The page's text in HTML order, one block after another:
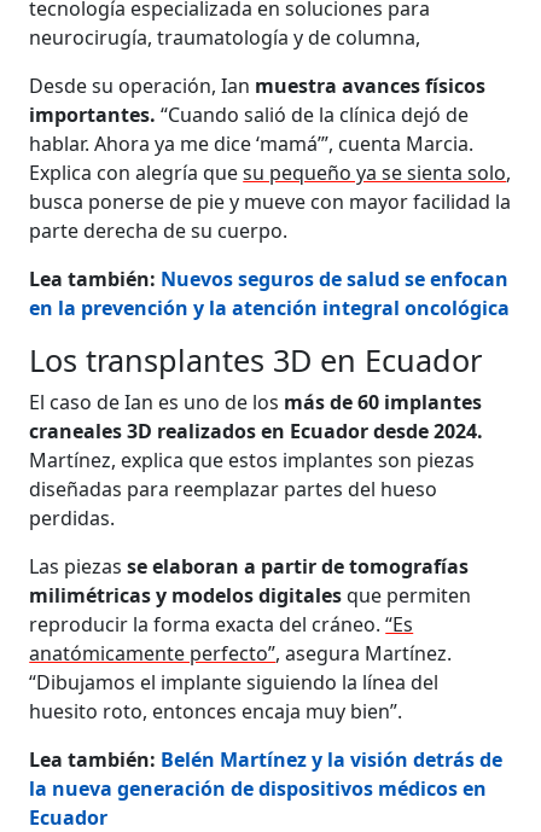
tecnología especializada en soluciones para
neurocirugía, traumatología y de columna,
Desde su operación, Ian muestra avances físicos
importantes. “Cuando salió de la clínica dejó de
hablar. Ahora ya me dice ‘mamá’”, cuenta Marcia.
Explica con alegría quesu pequeño ya se sienta solo,
busca ponerse de pie y mueve con mayor facilidad la
parte derecha de su cuerpo.
Lea también: Nuevos seguros de salud se enfocan
en la prevención y la atención integral oncológica
Los transplantes 3D en Ecuador
El caso de Ian es uno de los más de 60 implantes
craneales 3D realizados en Ecuador desde 2024.
Martínez, explica que estos implantes son piezas
diseñadas para reemplazar partes del hueso
perdidas.
Las piezasse elaboran a partir de tomografías
milimétricas y modelos digitalesque permiten
reproducir la forma exacta del cráneo.“Es
anatómicamente perfecto”, asegura Martínez.
“Dibujamos el implante siguiendo la línea del
huesito roto, entonces encaja muy bien”.
Lea también: Belén Martínez y la visión detrás de
la nueva generación de dispositivos médicos en
Ecuador